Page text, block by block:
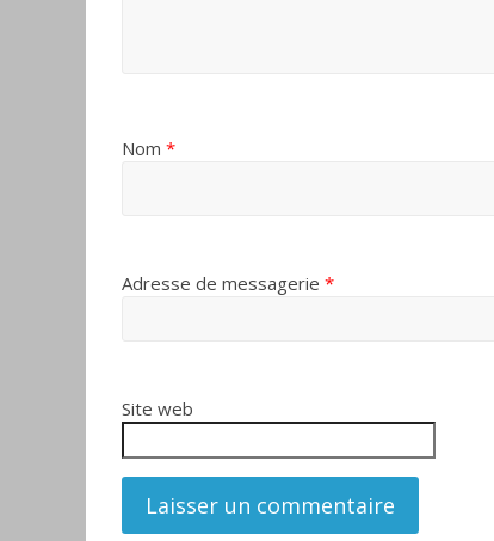
Nom *
Adresse de messagerie *
Site web